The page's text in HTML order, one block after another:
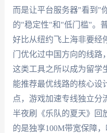
而是让平台服务器"看到"
的"稳定性"和"低门槛"。
好比从纽约飞上海非要经
门优化过中国方向的线路
这类工具之所以成为留学
能推荐最优线路的核心设
点，游戏加速专线独立分
半夜刷《乐队的夏天》回
的是独享100M带宽保障